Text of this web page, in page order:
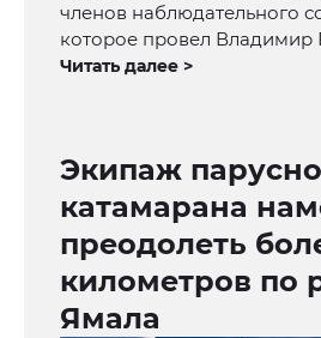
членов наблюдательного
которое провел Владимир
Читать далее >
Экипаж
катамарана
преодолеть
километров по
Ямала